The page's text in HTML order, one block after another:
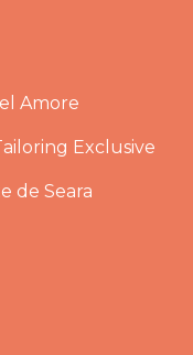
Amore
Exclusive
de Seara